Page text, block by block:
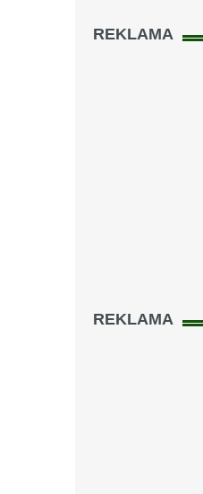
REKLAMA
REKLAMA